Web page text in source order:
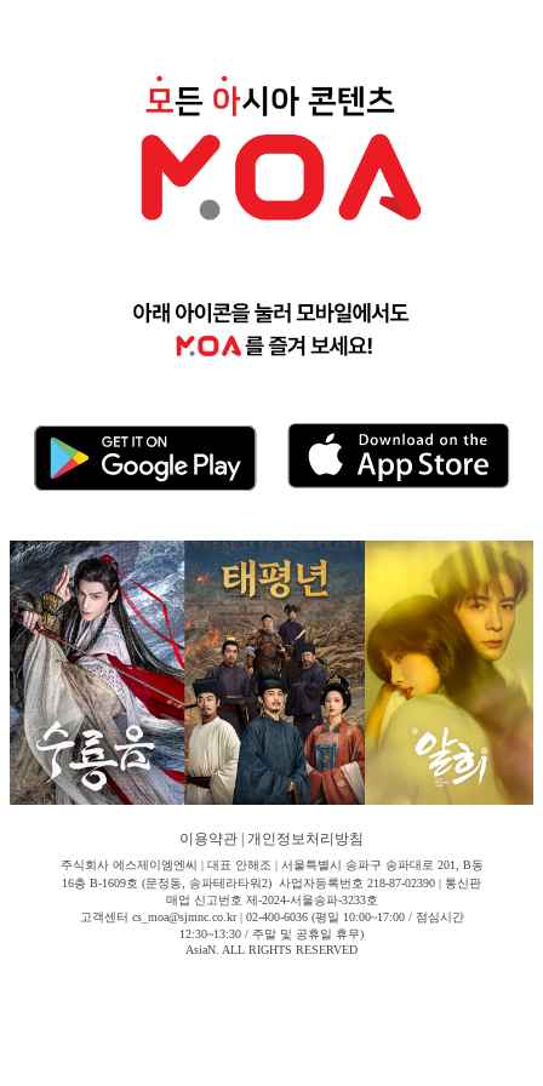
이용약관 개인정보처리방침
주식회사 에스제이엠엔씨 | 대표 안해조 | 서울특별시 송파구 송파대로 201, B동
16층 B-1609호 (문정동, 송파테라타워2) 사업자등록번호 218-87-02390 | 통신판
매업 신고번호 제-2024-서울송파-3233호
고객센터 cs_moa@sjmnc.co.kr | 02-400-6036 (평일 10:00~17:00 / 점심시간
12:30~13:30 / 주말 및 공휴일 휴무)
AsiaN. ALL RIGHTS RESERVED